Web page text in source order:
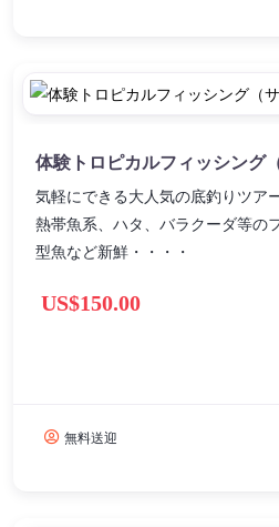
体験トロピカルフィッシング
気軽にできる大人気の底釣りツア
熱帯魚系、ハタ、バラクーダ等の
型魚など新鮮・・・・
US$150.00
無料送迎